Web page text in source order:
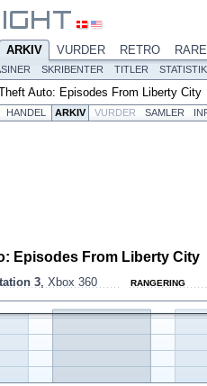
ARKIV VURDER RETRO RARE
SKRIBENTER TITLER STATISTIK
Auto: Episodes From Liberty City
HANDEL ARKIV VURDER SAMLER
Episodes From Liberty City
3, Xbox 360 RANGERING